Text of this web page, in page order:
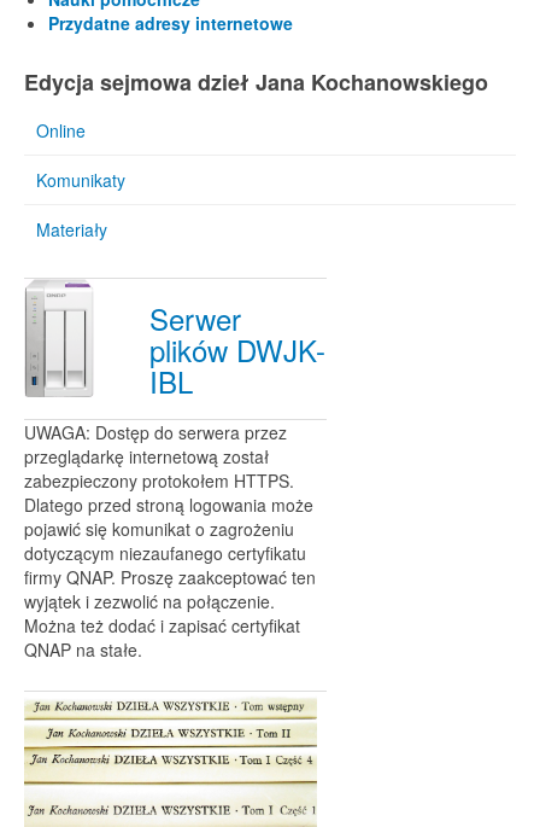
Przydatne adresy internetowe
Edycja sejmowa dzieł Jana Kochanowskiego
Online
Komunikaty
Materiały
Serwer
plików DWJK-
IBL
UWAGA: Dostęp do serwera przez
przeglądarkę internetową został
zabezpieczony protokołem HTTPS.
Dlatego przed stroną logowania może
pojawić się komunikat o zagrożeniu
dotyczącym niezaufanego certyfikatu
firmy QNAP. Proszę zaakceptować ten
wyjątek i zezwolić na połączenie.
Można też dodać i zapisać certyfikat
QNAP na stałe.